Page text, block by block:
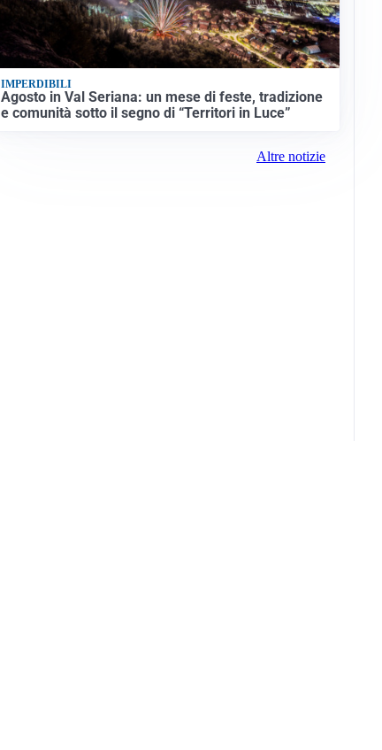
IMPERDIBILI
Agosto in Val Seriana: un mese di feste, tradizione
e comunità sotto il segno di “Territori in Luce”
Altre notizie